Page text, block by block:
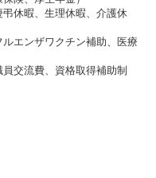
弔休暇​​、生理休暇、介護休
エンザワクチン補助、​​医療
交流費、資格取得補助制